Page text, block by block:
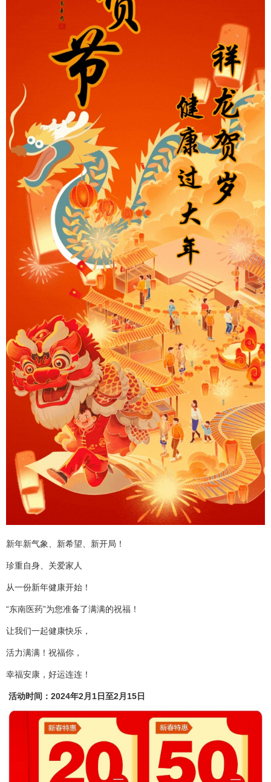
新年新气象、新希望、新开局！
珍重自身、关爱家人
从一份新年健康开始！
“东南医药”为您准备了满满的祝福！
让我们一起健康快乐，
活力满满！祝福你，
幸福安康，好运连连！
活动时间：2024年2月1日至2月15日